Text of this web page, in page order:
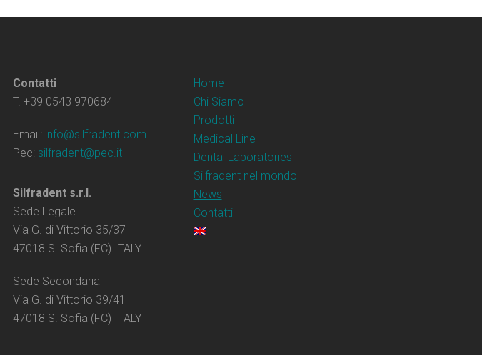
Contatti
T. +39 0543 970684
Email: info@silfradent.com
Pec: silfradent@pec.it
Silfradent s.r.l.
Sede Legale
Via G. di Vittorio 35/37
47018 S. Sofia (FC) ITALY
Sede Secondaria
Via G. di Vittorio 39/41
47018 S. Sofia (FC) ITALY
Home
Chi Siamo
Prodotti
Medical Line
Dental Laboratories
Silfradent nel mondo
News
Contatti